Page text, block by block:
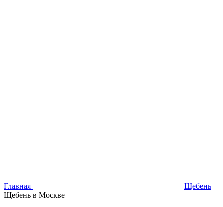
Главная
Щебень
Щебень в Москве